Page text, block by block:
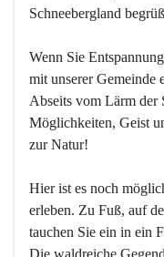
Schneebergland
Wenn Sie
mit unserer Gemeinde
Abseits vom Lärm der
Möglichkeiten, Geist
zur Natur!
Hier ist es noch
erleben. Zu Fuß, auf
tauchen Sie ein in ein
Die waldreiche